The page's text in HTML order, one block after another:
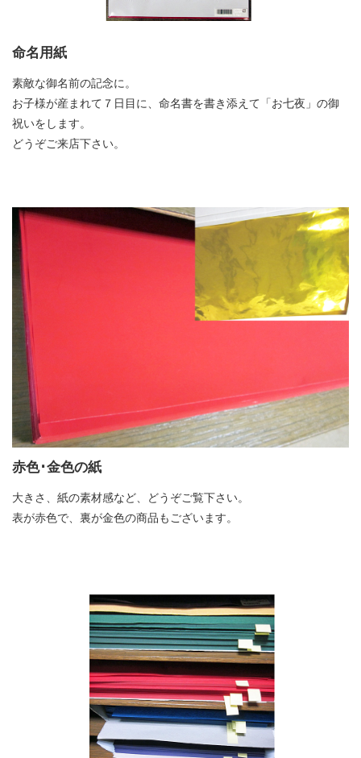
命名用紙
素敵な御名前の記念に。
お子様が産まれて７日目に、命名書を書き添えて「お七夜」の御
祝いをします。
どうぞご来店下さい。
赤色･金色の紙
大きさ、紙の素材感など、どうぞご覧下さい。
表が赤色で、裏が金色の商品もございます。